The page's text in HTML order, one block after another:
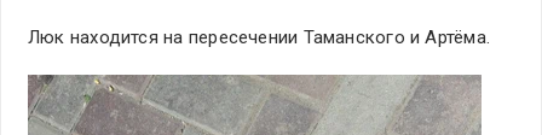
Люк находится на пересечении Таманского и Артёма.